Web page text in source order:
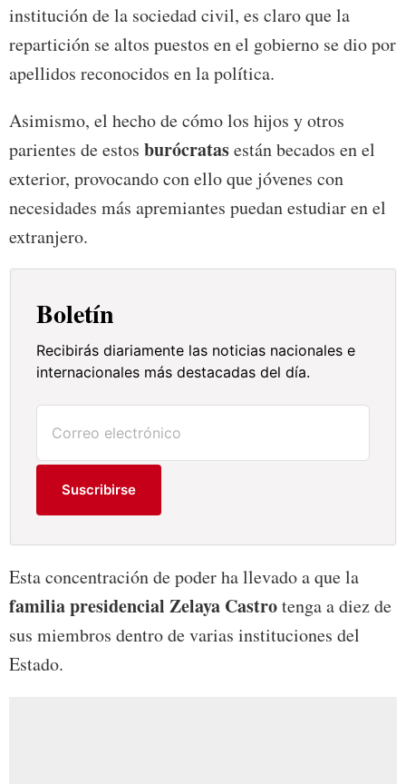
institución de la sociedad civil, es claro que la
repartición se altos puestos en el gobierno se dio por
apellidos reconocidos en la política.
Asimismo, el hecho de cómo los hijos y otros
parientes de estos burócratasestán becados en el
exterior, provocando con ello que jóvenes con
necesidades más apremiantes puedan estudiar en el
extranjero.
Boletín
Recibirás diariamente las noticias nacionales e
internacionales más destacadas del día.
Suscribirse
Esta concentración de poder ha llevado a que la
familia presidencial Zelaya Castrotenga a diez de
sus miembros dentro de varias instituciones del
Estado.